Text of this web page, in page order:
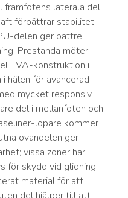
laterala del.
förbättrar stabilitet
delen ger bättre
Prestanda möter
EVA-konstruktion i
hälen för avancerad
mycket responsiv
del i mellanfoten och
löpare kommer
ovandelen ger
vissa zoner har
för skydd vid glidning
material för att